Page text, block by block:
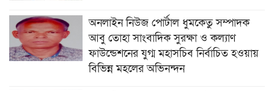
অনলাইন নিউজ পোর্টাল ধুমকেতু সম্পাদক
আবু তোহা সাংবাদিক সুরক্ষা ও কল্যাণ
ফাউন্ডেশনের যুগ্ম মহাসচিব নির্বাচিত হওয়ায়
বিভিন্ন মহলের অভিনন্দন